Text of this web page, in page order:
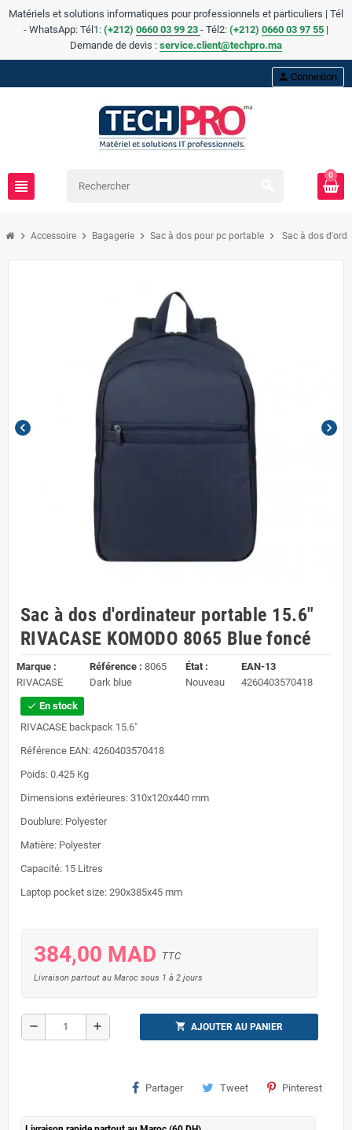
Matériels et solutions informatiques pour professionnels et particuliers | Tél
- WhatsApp: Tél1: (+212) 0660 03 99 23 - Tél2: (+212) 0660 03 97 55 |
Demande de devis : service.client@techpro.ma
view_headline
person Connexion
0
chevron_right Accessoire chevron_right Bagagerie chevron_right Sac à dos pour pc portable chevron_right Sac à dos
chevron_left chevron_right
Sac à dos d'ordinateur portable 15.6"
RIVACASE KOMODO 8065 Blue foncé
Marque :
RIVACASE
Référence : 8065
Dark blue
État :
Nouveau
EAN-13
4260403570418
check En stock
RIVACASE backpack 15.6"
Référence EAN: 4260403570418
Poids: 0.425 Kg
Dimensions extérieures: 310x120x440 mm
Doublure: Polyester
Matière: Polyester
Capacité: 15 Litres
Laptop pocket size: 290x385x45 mm
384,00 MAD TTC
Livraison partout au Maroc sous 1 à 2 jours
remove add shopping_cart AJOUTER AU PANIER
Partager Tweet Pinterest